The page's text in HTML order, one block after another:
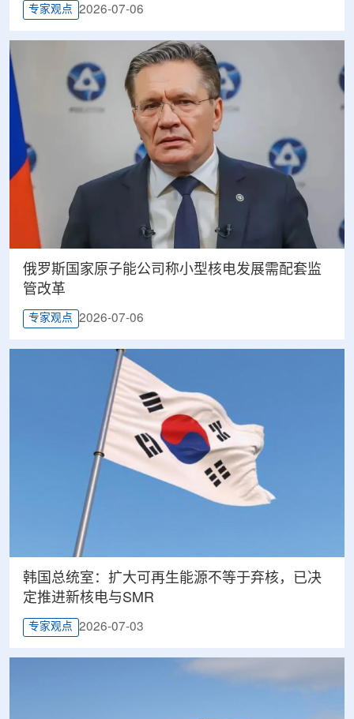
专家观点 2026-07-06
俄罗斯国家原子能公司称小型核电发展需配套监
管改革
专家观点 2026-07-06
韩国总统室：扩大可再生能源不等于弃核，已决
定推进新核电与SMR
专家观点 2026-07-03